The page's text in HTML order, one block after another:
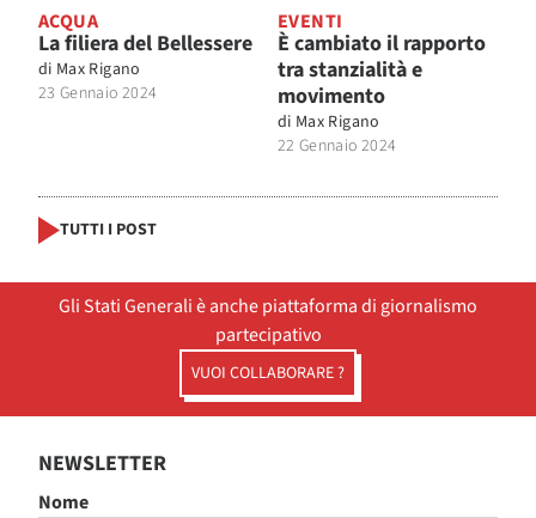
ACQUA
La filiera del Bellessere
di Max Rigano
23 Gennaio 2024
EVENTI
È cambiato il rapporto
tra stanzialità e
movimento
di Max Rigano
22 Gennaio 2024
TUTTI I POST
Gli Stati Generali è anche piattaforma di giornalismo
partecipativo
VUOI COLLABORARE ?
NEWSLETTER
Nome